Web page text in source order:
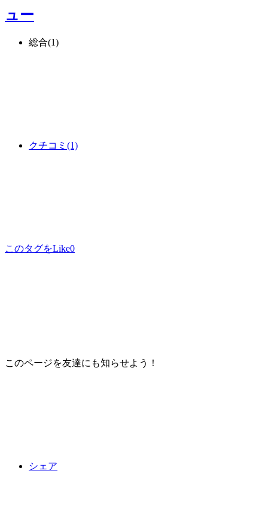
ュー
総合(1)
クチコミ (1)
このタグをLike0
このページを友達にも知らせよう！
シェア